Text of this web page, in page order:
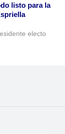
listo para la
electo